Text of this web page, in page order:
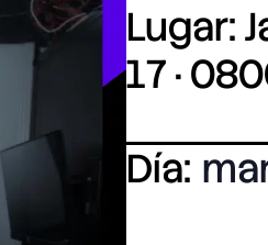
Lugar:
17 ·
Día: